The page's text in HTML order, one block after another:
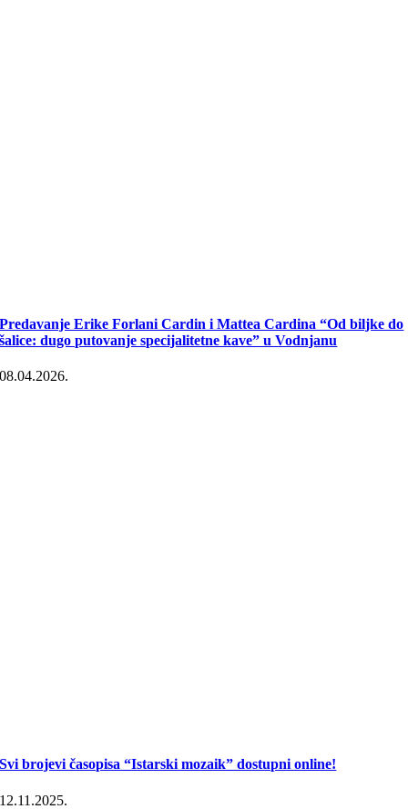
Predavanje Erike Forlani Cardin i Mattea Cardina “Od biljke do
šalice: dugo putovanje specijalitetne kave” u Vodnjanu
08.04.2026.
Svi brojevi časopisa “Istarski mozaik” dostupni online!
12.11.2025.